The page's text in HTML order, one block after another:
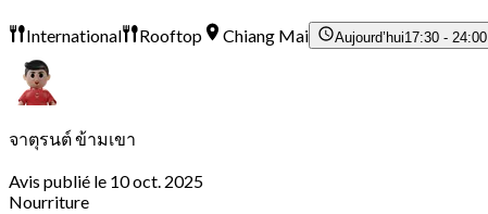
International Rooftop Chiang Mai Aujourd’hui17:30 - 24:00
จาตุรนต์ ข้ามเขา
Avis publié le 10 oct. 2025
Nourriture